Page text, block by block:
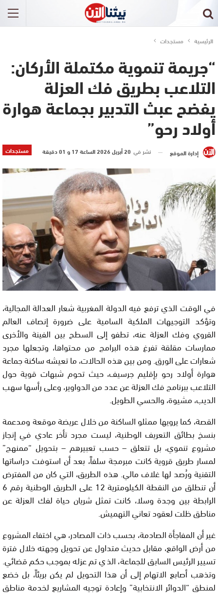
الرئيسية مستجدات
“جريمة تنموية مكتملة الأركان:
التلاعب بطريق فك العزلة
يفضح عبث التدبير بجماعة هوارة
أولاد رحو”
مستجدات إدارة الموقع نشر في 20 أبريل 2026 الساعة 17 و 01 دقيقة
في الوقت الذي ترفع فيه الدولة المغربية شعار العدالة المجالية،
وتؤكد التوجيهات الملكية السامية على ضرورة إنصاف العالم
القروي وفك العزلة عنه، تطفو إلى السطح بين الفينة والأخرى
ممارسات مقلقة تفرغ هذه البرامج من محتواها، وتجعلها مجرد
شعارات على الورق. ومن بين هذه الحالات، ما تعيشه ساكنة جماعة
هوارة أولاد رحو بإقليم جرسيف، حيث تحوم شبهات قوية حول
التلاعب ببرنامج فك العزلة عن عدد من الدواوير، وعلى رأسها سهب
الديب، مشيوة، والحسي الطويل.
القصة، كما يرويها ممثلو الساكنة من خلال عريضة موقعة ومدعمة
بنسخ بطائق التعريف الوطنية، ليست مجرد تأخر عادي في إنجاز
مشروع تنموي، بل تتعلق – حسب تعبيرهم – بتحويل “ممنهج”
لمسار طريق قروية كانت مبرمجة سلفاً، بعد أن استوفت دراساتها
التقنية ورُصد لها غلاف مالي. هذه الطريق، التي كان من المفترض
أن تنطلق من النقطة الكيلومترية 12 على الطريق الوطنية رقم 6
الرابطة بين وجدة وسلا، كانت تمثل شريان حياة لفك العزلة عن
مناطق ظلت لعقود تعاني التهميش.
غير أن المفاجأة الصادمة، بحسب ذات المصادر، هي اختفاء المشروع
من أرض الواقع، مقابل حديث متداول عن تحويل وجهته خلال فترة
تسيير الرئيس السابق للجماعة، الذي تم عزله بموجب حكم قضائي.
وتذهب أصابع الاتهام إلى أن هذا التحويل لم يكن بريئاً، بل خضع
لمنطق “الدوائر الانتخابية” وإعادة توجيه المشاريع لخدمة مناطق